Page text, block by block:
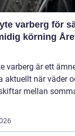
varberg för
körning
varberg är ett
aktuellt när väder
mellan